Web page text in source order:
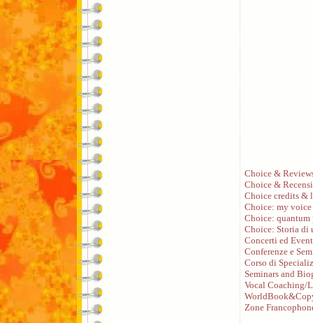
Choice &
Choice &
Choice credits &
Choice: my
Choice: quantum
Choice: Storia di
Concerti ed
Conferenze e
Corso di
Seminars and
Vocal Coaching/
Zone